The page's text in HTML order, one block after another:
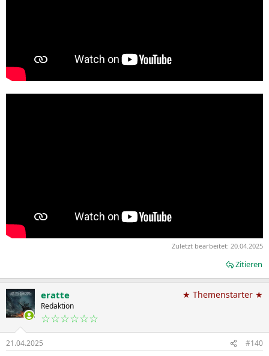
Zuletzt bearbeitet: 20.04.2025
Zitieren
eratte
Redaktion
☆☆☆☆☆☆
★ Themenstarter ★
21.04.2025 #140